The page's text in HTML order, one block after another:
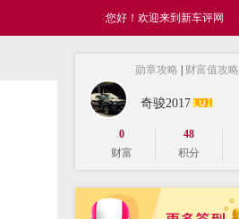
您好！欢迎来到新车评网
勋章攻略 财富值攻略
奇骏2017
0
财富
48
积分